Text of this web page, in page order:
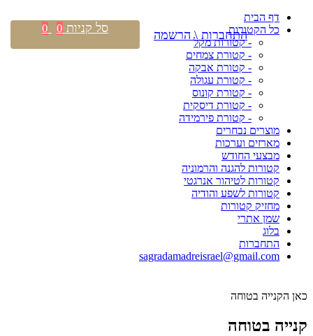
דף הבית
כל הקטורות
- קטורות מקל
- קטורת צמחים
- קטורת אבקה
- קטורת עגולה
- קטורת קונוס
- קטורת דיסקית
- קטורת פירמידה
מוצרים נבחרים
מארזים וערכות
מבצעי החודש
קטורות להגנה והרמוניה
קטורות לטיהור אנרגטי
קטורות לשפע והודיה
מחזיק קטורות
שמן אתרי
בלוג
התחברות
sagradamadreisrael@gmail.com
כאן הקנייה בטוחה
קנייה בטוחה
התחברות \ הרשמה סל קניות 0
0